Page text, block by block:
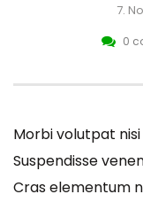
7.
0
Morbi volutpat
Suspendisse
Cras elementum